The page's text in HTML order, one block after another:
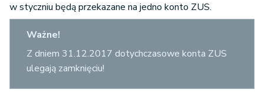
w styczniu będą przekazane na jedno konto ZUS.
Ważne!
Z dniem 31.12.2017 dotychczasowe konta ZUS
ulegają zamknięciu!